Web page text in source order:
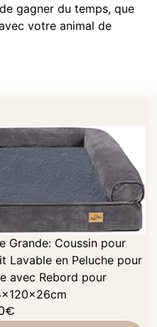
gagner du temps, que
votre animal de
Grande: Coussin pour
Lavable en Peluche pour
avec Rebord pour
€